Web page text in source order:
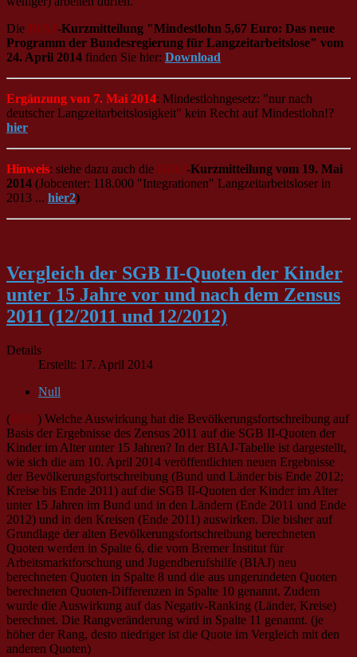
Die BIAJ-Kurzmitteilung "Mindestlohn 5,67 Euro: Das neue
Programm der Bundesregierung für Langzeitarbeitslose" vom
24. April 2014 finden Sie hier: Download
Ergänzung von 7. Mai 2014: Mindestlohngesetz: "nur nach
deutscher Langzeitarbeitslosigkeit" kein Recht auf Mindestlohn!?
hier
Hinweis: siehe dazu auch die BIAJ-Kurzmitteilung vom 19. Mai
2014 (Jobcenter: 118.000 "Integrationen" Langzeitarbeitsloser in
2013 ... hier2)
Vergleich der SGB II-Quoten der Kinder
unter 15 Jahre vor und nach dem Zensus
2011 (12/2011 und 12/2012)
Details
Erstellt: 17. April 2014
Null
(BIAJ) Welche Auswirkung hat die Bevölkerungsfortschreibung auf
Basis der Ergebnisse des Zensus 2011 auf die SGB II-Quoten der
Kinder im Alter unter 15 Jahren? In der BIAJ-Tabelle ist dargestellt,
wie sich die am 10. April 2014 veröffentlichten neuen Ergebnisse
der Bevölkerungsfortschreibung (Bund und Länder bis Ende 2012;
Kreise bis Ende 2011) auf die SGB II-Quoten der Kinder im Alter
unter 15 Jahren im Bund und in den Ländern (Ende 2011 und Ende
2012) und in den Kreisen (Ende 2011) auswirken. Die bisher auf
Grundlage der alten Bevölkerungsfortschreibung berechneten
Quoten werden in Spalte 6, die vom Bremer Institut für
Arbeitsmarktforschung und Jugendberufshilfe (BIAJ) neu
berechneten Quoten in Spalte 8 und die aus ungerundeten Quoten
berechneten Quoten-Differenzen in Spalte 10 genannt. Zudem
wurde die Auswirkung auf das Negativ-Ranking (Länder, Kreise)
berechnet. Die Rangveränderung wird in Spalte 11 genannt. (je
höher der Rang, desto niedriger ist die Quote im Vergleich mit den
anderen Quoten)